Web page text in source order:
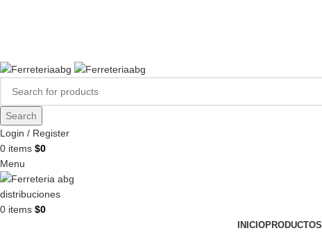
Search
Login / Register
0 items $0
Menu
0 items $0
INICIOPRODUCTOS